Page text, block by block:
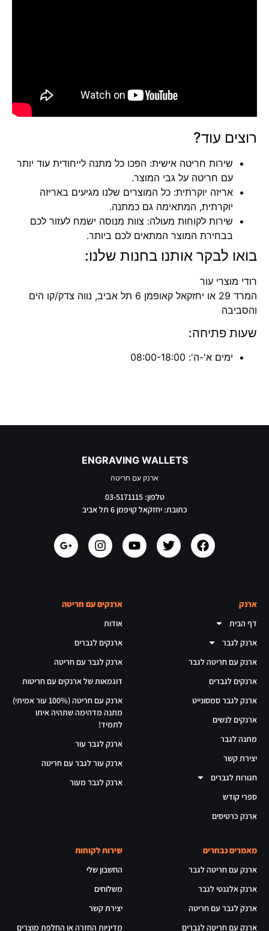
רוצים עוד?
שירות חריטה אישית: הפכו כל מתנה לייחודית עוד יותר
עם חריטה על גבי המוצר.
אריזה יוקרתית: כל המוצרים שלנו מגיעים באריזה
יוקרתית, המתאימה גם כמתנה.
שירות לקוחות מעולה: צוות מנוסה ישמח לעזור לכם
בבחירת המוצר המתאים לכם ביותר.
בואו לבקר אותנו בחנות שלנו:
רודי מוצרי עור
המרד 29 או יחזקאל קאופמן 6 תל אביב, נווה צדק/קו הים
והסביבה
שעות פתיחה:
ימים א'-ה': 08:00-18:00
ENGRAVING WALLETS
ארנק עם חריטה
טלפון: 03-5171115
כתובת: יחזקאל קויפמן 6 תל אביב
ארנק
דף הבית
ארנק לגבר
ארנק עם חריטה לגבר
ארנקים לגברים
ארנק לגבר סמסונייט
ארנקים לנשים
מתנה לגבר
יצירת קשר
חגורות לגברים
ספרי קודש
ארנק כרטיסים
ארנקים עם חריטה
אודות
ארנקים לגברים
ארנק לגבר עם חריטה
דוגמאות של ארנקים עם חריטות
ארנק עם חריטה (100% עור אמיתי)
מתנה מדהימה שתהיה איתו
לתמיד!
ארנק לגבר עור
ארנק עור לגבר עם חריטה
ארנק לגבר מעור
מאמרים נבחרים
ארנק עם חריטה לגבר
ארנק אלגנטי לגבר
ארנק לגבר עם חריטה
ארנק עם חריטה לגברים
שירות לקוחות
החשבון שלי
משלוחים
יצירת קשר
מדיניות החזרה או החלפת מוצרים